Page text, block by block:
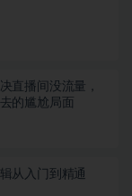
直播间没流量，
的尴尬局面
从入门到精通